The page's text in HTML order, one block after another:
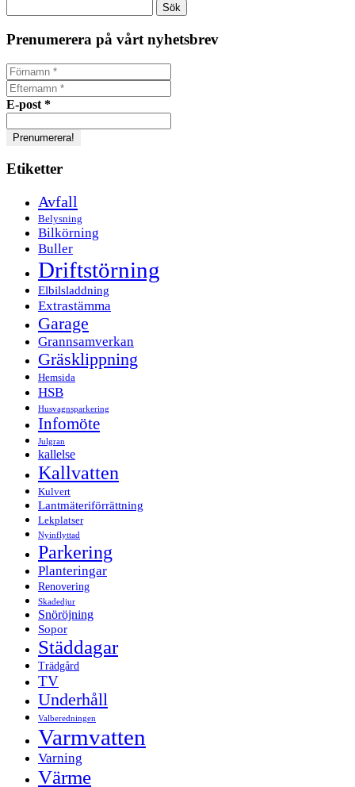
efter:
Prenumerera på vårt nyhetsbrev
E-post *
Etiketter
Avfall
Belysning
Bilkörning
Buller
Driftstörning
Elbilsladdning
Extrastämma
Garage
Grannsamverkan
Gräsklippning
Hemsida
HSB
Husvagnsparkering
Infomöte
Julgran
kallelse
Kallvatten
Kulvert
Lantmäteriförrättning
Lekplatser
Nyinflyttad
Parkering
Planteringar
Renovering
Skadedjur
Snöröjning
Sopor
Städdagar
Trädgård
TV
Underhåll
Valberedningen
Varmvatten
Varning
Värme